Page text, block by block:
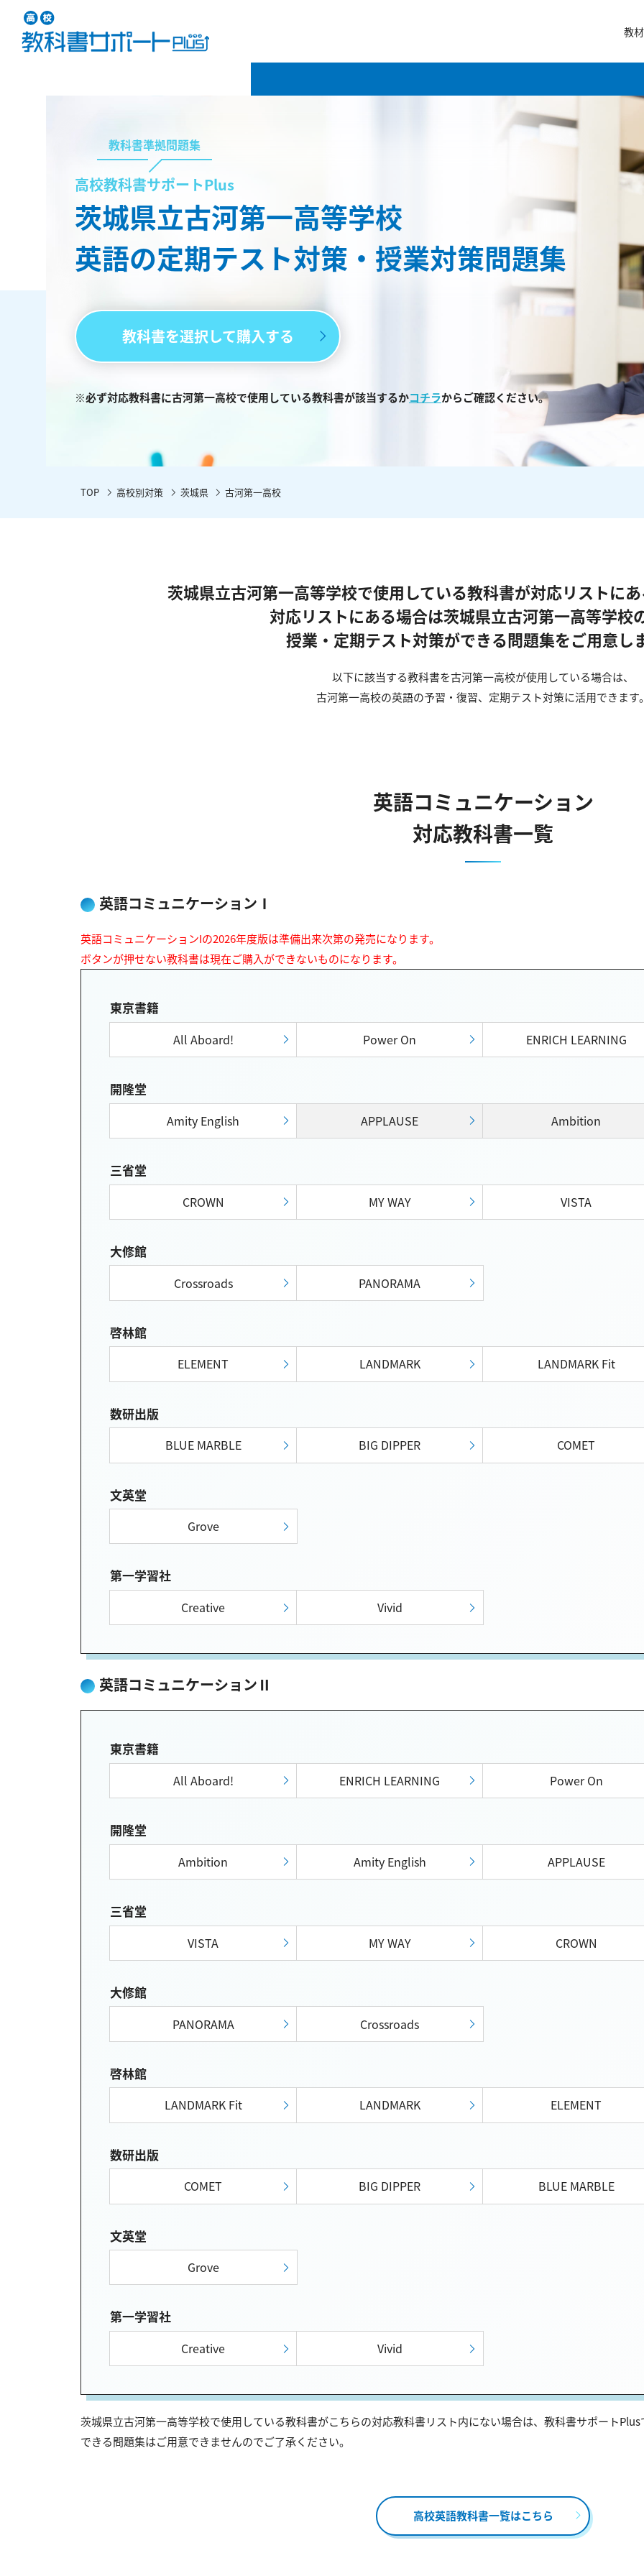
教
教科書準拠問題集
高校教科書サポートPlus
茨城県立古河第一高等学校
英語の定期テスト対策・授業対策問題集
教科書を選択して購入する
※必ず対応教科書に古河第一高校で使用している教科書が該当するかコチラからご確認ください。
TOP 高校別対策 茨城県 古河第一高校
茨城県立古河第一高等学校で使用している教科書が対応リストに
対応リストにある場合は茨城県立古河第一高等学校
授業・定期テスト対策ができる問題集をご用意し
以下に該当する教科書を古河第一高校が使用している場合は、
古河第一高校の英語の予習・復習、定期テスト対策に活用できます
英語コミュニケーション
対応教科書一覧
英語コミュニケーションⅠ
英語コミュニケーションIの2026年度版は準備出来次第の発売になります。
ボタンが押せない教科書は現在ご購入ができないものになります。
東京書籍
All Aboard! Power On ENRICH LEARNING
開隆堂
Amity English APPLAUSE Ambition
三省堂
CROWN MY WAY VISTA
大修館
Crossroads PANORAMA
啓林館
ELEMENT LANDMARK LANDMARK Fit
数研出版
BLUE MARBLE BIG DIPPER COMET
文英堂
Grove
第一学習社
Creative Vivid
英語コミュニケーションⅡ
東京書籍
All Aboard! ENRICH LEARNING Power On
開隆堂
Ambition Amity English APPLAUSE
三省堂
VISTA MY WAY CROWN
大修館
PANORAMA Crossroads
啓林館
LANDMARK Fit LANDMARK ELEMENT
数研出版
COMET BIG DIPPER BLUE MARBLE
文英堂
Grove
第一学習社
Creative Vivid
茨城県立古河第一高等学校で使用している教科書がこちらの対応教科書リスト内にない場合は、教科書サポート
できる問題集はご用意できませんのでご了承ください。
高校英語教科書一覧はこちら